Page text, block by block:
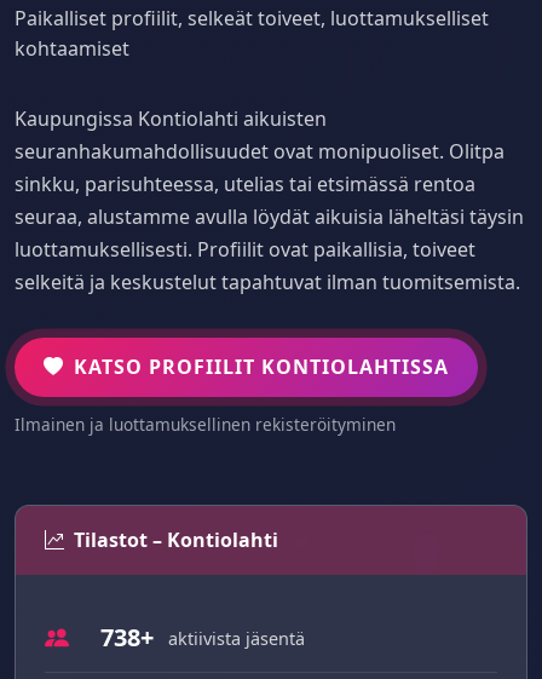
Paikalliset profiilit, selkeät toiveet, luottamukselliset
kohtaamiset
Kaupungissa Kontiolahti aikuisten
seuranhakumahdollisuudet ovat monipuoliset. Olitpa
sinkku, parisuhteessa, utelias tai etsimässä rentoa
seuraa, alustamme avulla löydät aikuisia läheltäsi täysin
luottamuksellisesti. Profiilit ovat paikallisia, toiveet
selkeitä ja keskustelut tapahtuvat ilman tuomitsemista.
KATSO PROFIILIT KONTIOLAHTISSA
Ilmainen ja luottamuksellinen rekisteröityminen
Tilastot – Kontiolahti
738+ aktiivista jäsentä